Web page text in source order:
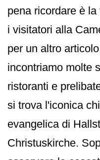
pena ricordare è
i visitatori alla
per un altro
incontriamo molte
ristoranti e
si trova l'iconica
evangelica di
Christuskirche.